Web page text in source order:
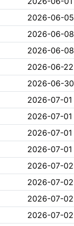
2026-06-05
2026-06-08
2026-06-08
2026-06-22
2026-06-30
2026-07-01
2026-07-01
2026-07-01
2026-07-01
2026-07-02
2026-07-02
2026-07-02
2026-07-02